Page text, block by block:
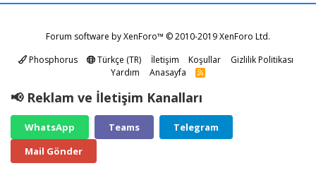
Forum software by XenForo™ © 2010-2019 XenForo Ltd.
Phosphorus
Türkçe (TR) İletişim Koşullar
Gizlilik Politikası
Yardım
Anasayfa
R
📢 Reklam ve İletişim Kanalları
WhatsApp Teams
Telegram
Mail Gönder